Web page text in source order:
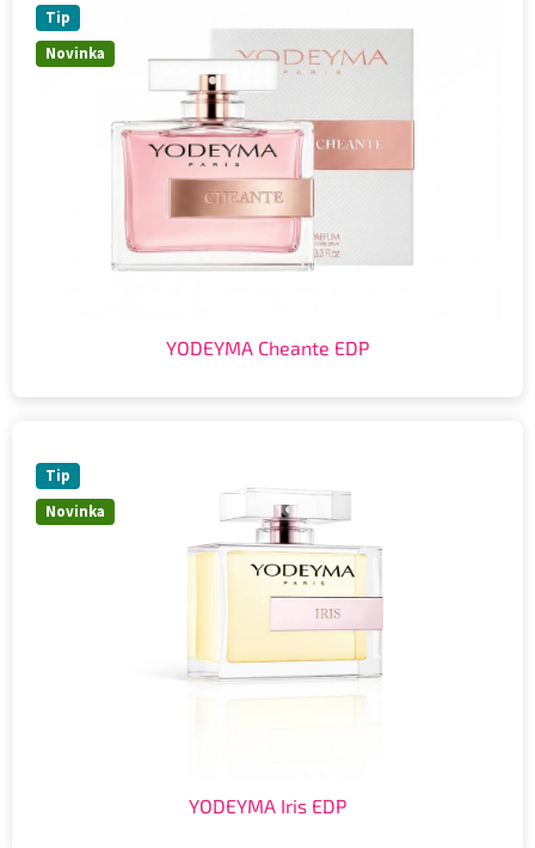
Novinka
Tip
YODEYMA Cheante EDP
Novinka
Tip
YODEYMA Iris EDP